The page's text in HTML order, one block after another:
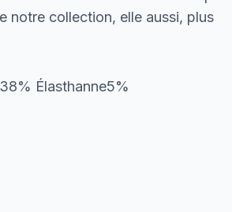
notre collection, elle aussi, plus
Élasthanne5%